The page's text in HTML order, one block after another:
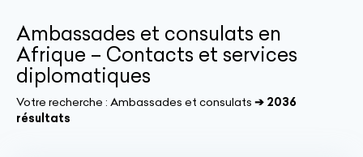
Ambassades et consulats en
Afrique – Contacts et services
diplomatiques
Votre recherche : Ambassades et consulats ➔ 2036
résultats